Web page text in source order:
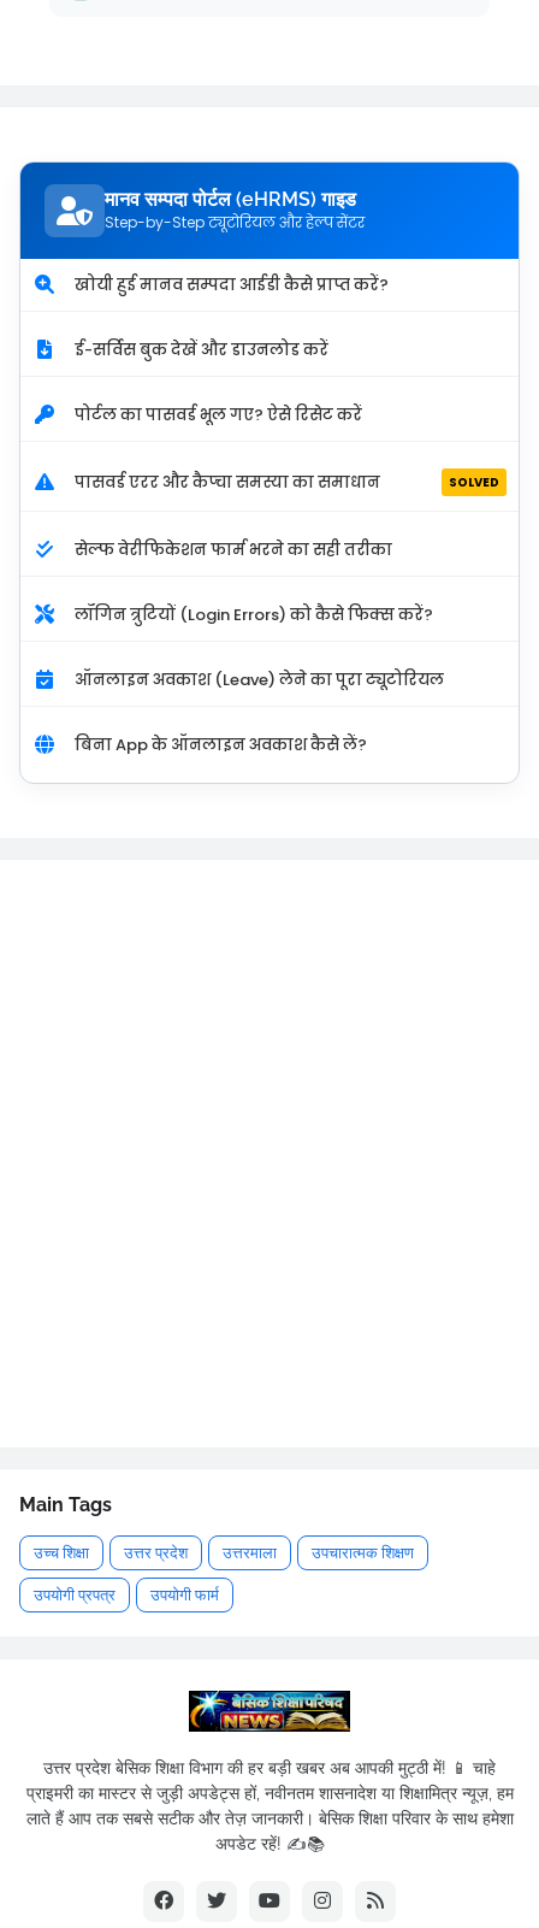
मानव सम्पदा पोर्टल (eHRMS) गाइड
Step-by-Step ट्यूटोरियल और हेल्प सेंटर
खोयी हुई मानव सम्पदा आईडी कैसे प्राप्त करें?
ई-सर्विस बुक देखें और डाउनलोड करें
पोर्टल का पासवर्ड भूल गए? ऐसे रिसेट करें
पासवर्ड एरर और कैप्चा समस्या का समाधान SOLVED
सेल्फ वेरीफिकेशन फार्म भरने का सही तरीका
लॉगिन त्रुटियों (Login Errors) को कैसे फिक्स करें?
ऑनलाइन अवकाश (Leave) लेने का पूरा ट्यूटोरियल
बिना App के ऑनलाइन अवकाश कैसे लें?
Main Tags
उच्च शिक्षा उत्तर प्रदेश उत्तरमाला उपचारात्मक शिक्षण
उपयोगी प्रपत्र उपयोगी फार्म
उत्तर प्रदेश बेसिक शिक्षा विभाग की हर बड़ी खबर अब आपकी मुट्ठी में! 📱 चाहे
प्राइमरी का मास्टर से जुड़ी अपडेट्स हों, नवीनतम शासनादेश या शिक्षामित्र न्यूज़, हम
लाते हैं आप तक सबसे सटीक और तेज़ जानकारी। बेसिक शिक्षा परिवार के साथ हमेशा
अपडेट रहें! ✍️📚